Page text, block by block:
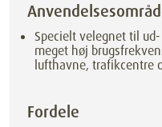
Specielt velegnet til
meget høj
lufthavne, trafikcentre
Fordele